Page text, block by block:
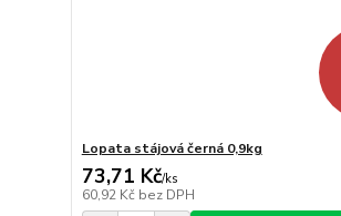
Lopata stájová černá 0,9kg
73,71 Kč/ks
60,92 Kč bez DPH